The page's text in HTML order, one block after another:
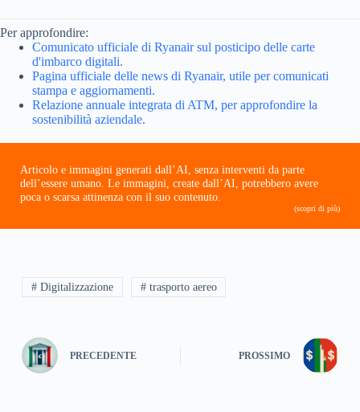
Per approfondire:
Comunicato ufficiale di Ryanair sul posticipo delle carte
d'imbarco digitali.
Pagina ufficiale delle news di Ryanair, utile per comunicati
stampa e aggiornamenti.
Relazione annuale integrata di ATM, per approfondire la
sostenibilità aziendale.
Articolo e immagini generati dall’AI, senza interventi da parte
dell’essere umano. Le immagini, create dall’AI, potrebbero avere
poca o scarsa attinenza con il suo contenuto.
(scopri di più)
# Digitalizzazione # trasporto aereo
PRECEDENTE PROSSIMO